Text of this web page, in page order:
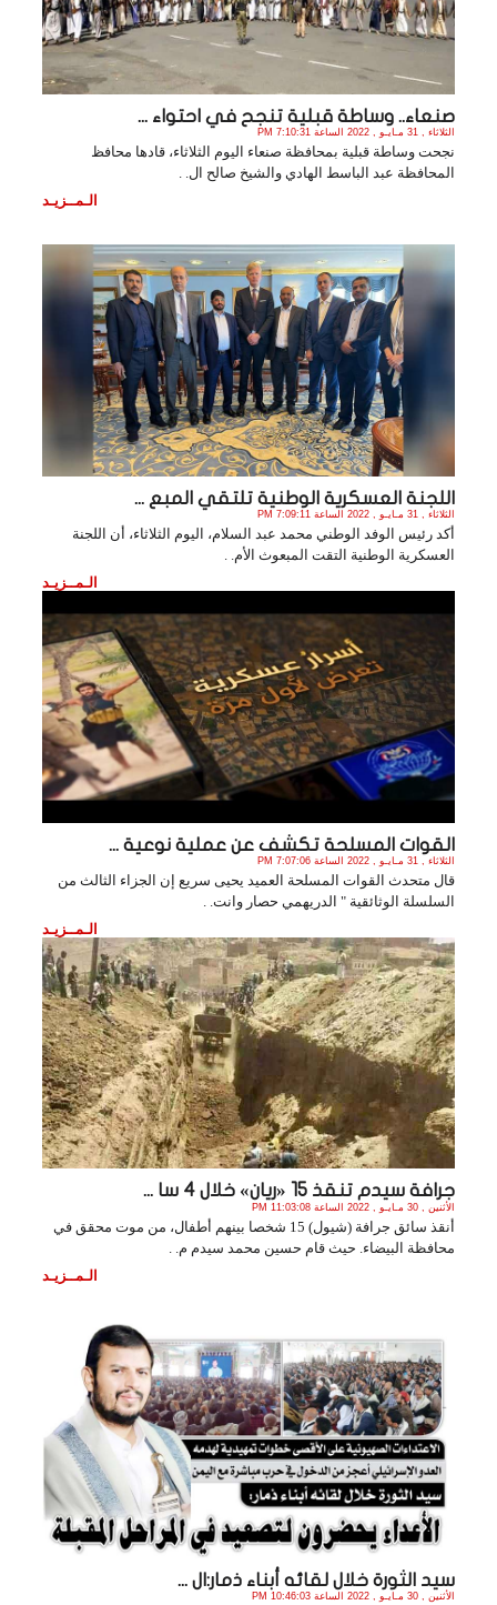
صنعاء.. وساطة قبلية تنجح في احتواء ...
الثلاثاء , 31 مـايـو , 2022 الساعة 7:10:31 PM
نجحت وساطة قبلية بمحافظة صنعاء اليوم الثلاثاء، قادها محافظ
المحافظة عبد الباسط الهادي والشيخ صالح ال. .
الـمــزيـد
اللجنة العسكرية الوطنية تلتقي المبع ...
الثلاثاء , 31 مـايـو , 2022 الساعة 7:09:11 PM
أكد رئيس الوفد الوطني محمد عبد السلام، اليوم الثلاثاء، أن اللجنة
العسكرية الوطنية التقت المبعوث الأم. .
الـمــزيـد
القوات المسلحة تكشف عن عملية نوعية ...
الثلاثاء , 31 مـايـو , 2022 الساعة 7:07:06 PM
قال متحدث القوات المسلحة العميد يحيى سريع إن الجزاء الثالث من
السلسلة الوثائقية " الدريهمي حصار وانت. .
الـمــزيـد
جرافة سيدم تنقذ 15 «ريان» خلال 4 سا ...
الأثنين , 30 مـايـو , 2022 الساعة 11:03:08 PM
أنقذ سائق جرافة (شيول) 15 شخصا بينهم أطفال، من موت محقق في
محافظة البيضاء. حيث قام حسين محمد سيدم م. .
الـمــزيـد
سيد الثورة خلال لقائه أبناء ذمار:ال ...
الأثنين , 30 مـايـو , 2022 الساعة 10:46:03 PM